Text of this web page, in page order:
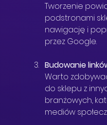
Tworzenie
podstronami
nawigację i
przez Google.
Budowanie
Warto
do sklepu z
branżowych,
mediów